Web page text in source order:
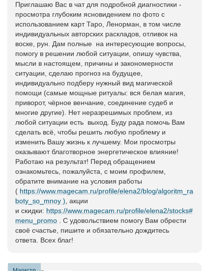
Приглашаю Вас в чат для подробной диагностики -
просмотра глубоким ясновидением по фото с
использованием карт Таро, Ленорман, в том числе
индивидуальных авторских раскладов, отливок на
воске, рун. Дам полные на интересующие вопросы,
помогу в решении любой ситуации, опишу чувства,
мысли в настоящем, причины и закономерности
ситуации, сделаю прогноз на будущее,
индивидуально подберу нужный вид магической
помощи (самые мощные ритуалы: вся белая магия,
приворот, чёрное венчание, соединение судеб и
многие другие). Нет неразрешимых проблем, из
любой ситуации есть выход. Буду рада помочь Вам
сделать всё, чтобы решить любую проблему и
изменить Вашу жизнь к лучшему. Мои просмотры
оказывают благотворное энергетическое влияние!
Работаю на результат! Перед обращением
ознакомьтесь, пожалуйста, с моим профилем,
обратите внимание на условия работы
( https://www.magecam.ru/profile/elena2/blog/algoritm_ra
boty_so_mnoy ) , акции
и скидки: https://www.magecam.ru/profile/elena2/stocks#
menu_promo . С удовольствием помогу Вам обрести
своё счастье, пишите и обязательно дождитесь
ответа. Всех благ!